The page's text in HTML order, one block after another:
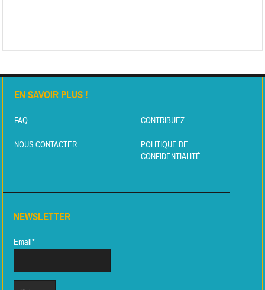
EN SAVOIR PLUS !
FAQ CONTRIBUEZ
NOUS CONTACTER
POLITIQUE DE
CONFIDENTIALITÉ
NEWSLETTER
Email*